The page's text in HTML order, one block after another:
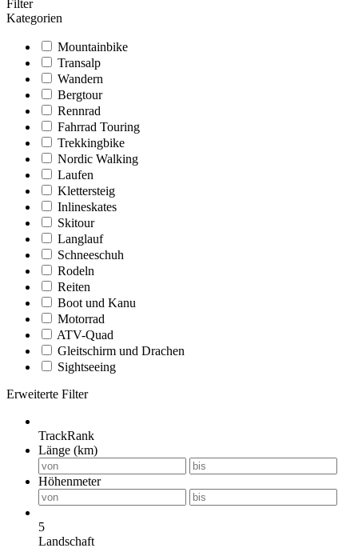
Filter
Kategorien
Mountainbike
Transalp
Wandern
Bergtour
Rennrad
Fahrrad Touring
Trekkingbike
Nordic Walking
Laufen
Klettersteig
Inlineskates
Skitour
Langlauf
Schneeschuh
Rodeln
Reiten
Boot und Kanu
Motorrad
ATV-Quad
Gleitschirm und Drachen
Sightseeing
Erweiterte Filter
TrackRank
Länge (km)
Höhenmeter
5
Landschaft